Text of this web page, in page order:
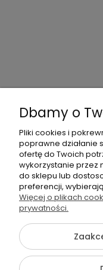
{literal}
Dbamy o
Pliki cookies i
poprawne działanie
ofertę do Twoich
wykorzystanie przez
do sklepu lub
preferencji,
Więcej o plikach
prywatności.